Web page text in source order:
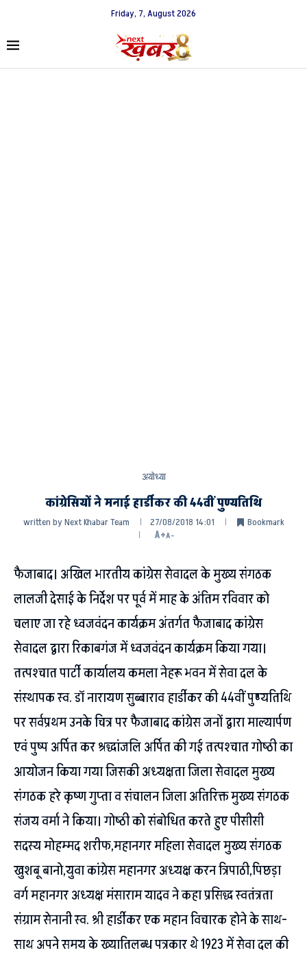
Friday, 7, August 2026
अयोध्या
कांग्रेसियों ने मनाई हार्डीकर की 44वीं पुण्यतिथि
written byNext Khabar Team 27/08/2018 14:01
Bookmark
A+A-
फैजाबाद। अखिल भारतीय कांग्रेस सेवादल के मुख्य संगठक
लालजी देसाई के निर्देश पर पूर्व में माह के अंतिम रविवार को
चलाए जा रहे ध्वजवंदन कार्यक्रम अंतर्गत फैजाबाद कांग्रेस
सेवादल द्वारा रिकाबगंज में ध्वजवंदन कार्यक्रम किया गया।
तत्पश्चात पार्टी कार्यालय कमला नेहरू भवन में सेवा दल के
संस्थापक स्व. डॉ नारायण सुब्बाराव हार्डीकर की 44वीं पुण्यतिथि
पर सर्वप्रथम उनके चित्र पर फैजाबाद कांग्रेस जनों द्वारा माल्यार्पण
एवं पुष्प अर्पित कर श्रद्धांजलि अर्पित की गई तत्पश्चात गोष्ठी का
आयोजन किया गया जिसकी अध्यक्षता जिला सेवादल मुख्य
संगठक हरे कृष्ण गुप्ता व संचालन जिला अतिरिक्त मुख्य संगठक
संजय वर्मा ने किया। गोष्ठी को संबोधित करते हुए पीसीसी
सदस्य मोहम्मद शरीफ,महानगर महिला सेवादल मुख्य संगठक
खुशबू बानो,युवा कांग्रेस महानगर अध्यक्ष करन त्रिपाठी,पिछड़ा
वर्ग महानगर अध्यक्ष मंसाराम यादव ने कहा प्रसिद्ध स्वतंत्रता
संग्राम सेनानी स्व. श्री हार्डीकर एक महान विचारक होने के साथ-
साथ अपने समय के ख्यातिलब्ध पत्रकार थे 1923 में सेवा दल की